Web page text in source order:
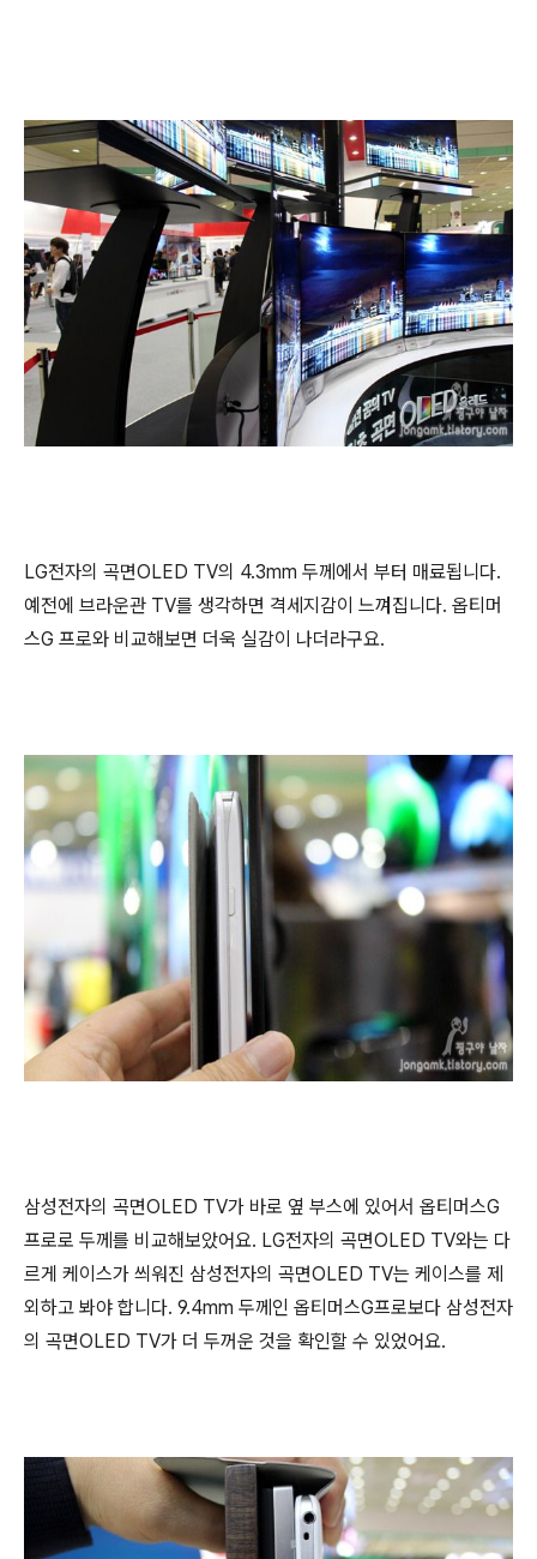
LG전자의 곡면OLED TV의 4.3mm 두께에서 부터 매료됩니다.
예전에 브라운관 TV를 생각하면 격세지감이 느껴집니다. 옵티머
스G 프로와 비교해보면 더욱 실감이 나더라구요.
삼성전자의 곡면OLED TV가 바로 옆 부스에 있어서 옵티머스G
프로로 두께를 비교해보았어요. LG전자의 곡면OLED TV와는 다
르게 케이스가 씌워진 삼성전자의 곡면OLED TV는 케이스를 제
외하고 봐야 합니다. 9.4mm 두께인 옵티머스G프로보다 삼성전자
의 곡면OLED TV가 더 두꺼운 것을 확인할 수 있었어요.